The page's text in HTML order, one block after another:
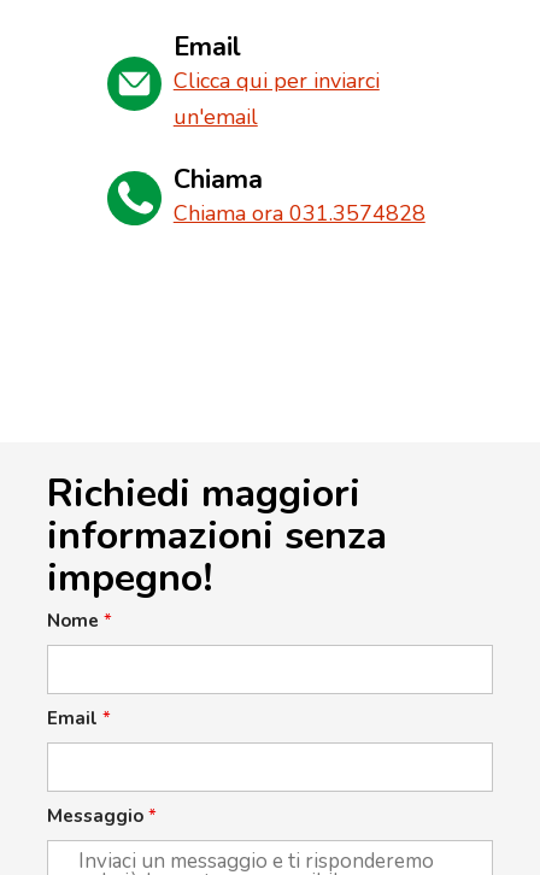
Email
Clicca qui per inviarci
un'email
Chiama
Chiama ora 031.3574828
Richiedi maggiori
informazioni senza
impegno!
Nome *
Email *
Messaggio *